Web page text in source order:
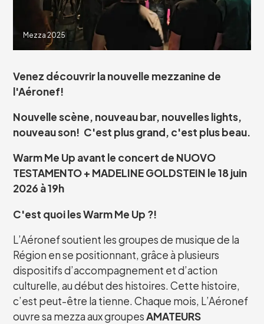
Mezza 2025
Venez découvrir la nouvelle mezzanine de
l'Aéronef!
Nouvelle scène, nouveau bar, nouvelles lights,
nouveau son! C'est plus grand, c'est plus beau.
Warm Me Up avant le concert de NUOVO
TESTAMENTO + MADELINE GOLDSTEIN le 18 juin
2026 à 19h
C'est quoi les Warm Me Up ?!
L’Aéronef soutient les groupes de musique de la
Région en se positionnant, grâce à plusieurs
dispositifs d’accompagnement et d’action
culturelle, au début des histoires. Cette histoire,
c’est peut-être la tienne. Chaque mois, L’Aéronef
ouvre sa mezza aux groupesAMATEURS